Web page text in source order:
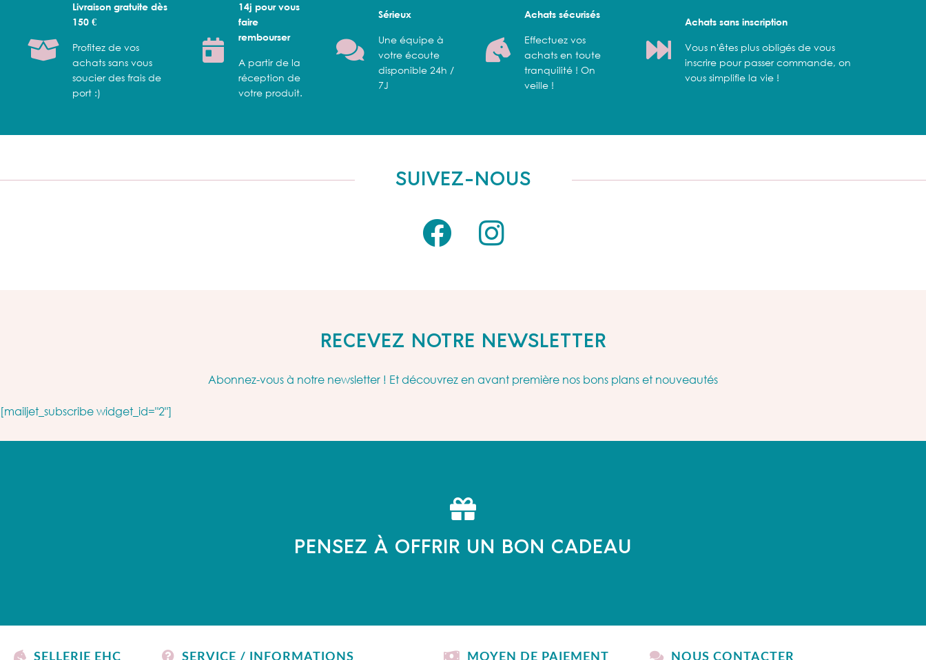
Livraison gratuite dès
150 €
Profitez de vos
achats sans vous
soucier des frais de
port :)
14j pour vous
faire
rembourser
A partir de la
réception de
votre produit.
Sérieux
Une équipe à
votre écoute
disponible 24h /
7J
Achats sécurisés
Effectuez vos
achats en toute
tranquilité ! On
veille !
Achats sans inscription
Vous n'êtes plus obligés de vous
inscrire pour passer commande, on
vous simplifie la vie !
SUIVEZ-NOUS
RECEVEZ NOTRE NEWSLETTER
Abonnez-vous à notre newsletter ! Et découvrez en avant première nos bons plans et nouveautés
[mailjet_subscribe widget_id="2"]
PENSEZ À OFFRIR UN BON CADEAU
SELLERIE EHC SERVICE / INFORMATIONS MOYEN DE PAIEMENT NOUS CONTACTER